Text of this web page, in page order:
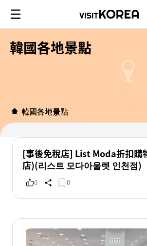
韓國各地景點
韓國各地景點
[事後免稅店] List Moda折扣購
店)(리스트 모다아울렛 인천점)
0 0